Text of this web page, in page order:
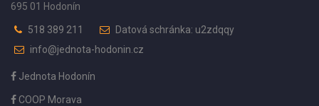
695 01 Hodonín
518 389 211
Datová schránka: u2zdqqy
info@jednota-hodonin.cz
Jednota Hodonín
COOP Morava